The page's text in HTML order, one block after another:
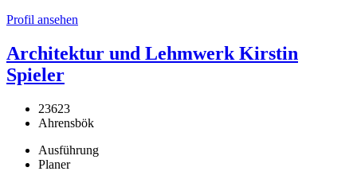
Profil ansehen
Architektur und Lehmwerk Kirstin
Spieler
23623
Ahrensbök
Ausführung
Planer